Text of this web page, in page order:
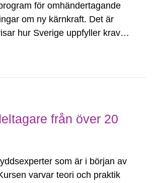
för omhändertagande
om ny kärnkraft. Det är
hur Sverige uppfyller kraven
från över 20
som är i början av
varvar teori och praktik